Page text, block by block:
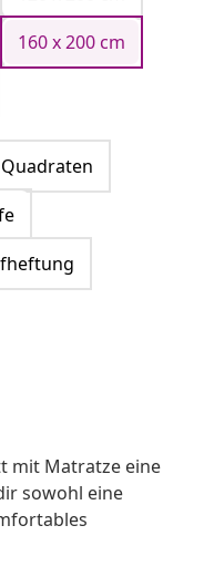
160 x 200 cm
mit Matratze eine
sowohl eine